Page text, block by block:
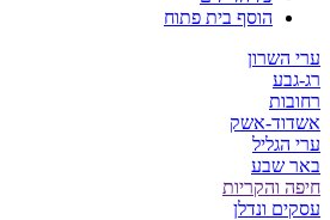
הוסף בית פתוח
ערי השרון
רג-גבע
רחובות
אשדוד-אשק
ערי הגליל
באר שבע
חיפה והקריות
עסקים ונדלן